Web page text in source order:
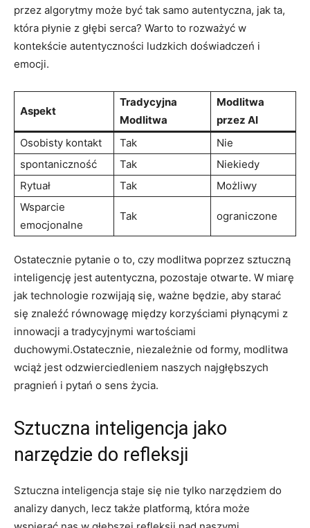
przez algorytmy może być tak samo autentyczna, jak ta,
która płynie z głębi serca? Warto to rozważyć w
kontekście autentyczności ludzkich doświadczeń i
emocji.
Aspekt
Tradycyjna
Modlitwa
Modlitwa
przez AI
Osobisty kontakt
Tak
Nie
spontaniczność
Tak
Niekiedy
Rytuał
Tak
Możliwy
Wsparcie
emocjonalne
Tak ograniczone
Ostatecznie pytanie o to, czy modlitwa poprzez sztuczną
inteligencję jest autentyczna, pozostaje otwarte. W miarę
jak technologie rozwijają się, ważne będzie, aby starać
się znaleźć równowagę między korzyściami płynącymi z
innowacji a tradycyjnymi wartościami
duchowymi.Ostatecznie, niezależnie od formy, modlitwa
wciąż jest odzwierciedleniem naszych najgłębszych
pragnień i pytań o sens życia.
Sztuczna inteligencja jako
narzędzie do refleksji
Sztuczna inteligencja staje się nie tylko narzędziem do
analizy danych, lecz także platformą, która może